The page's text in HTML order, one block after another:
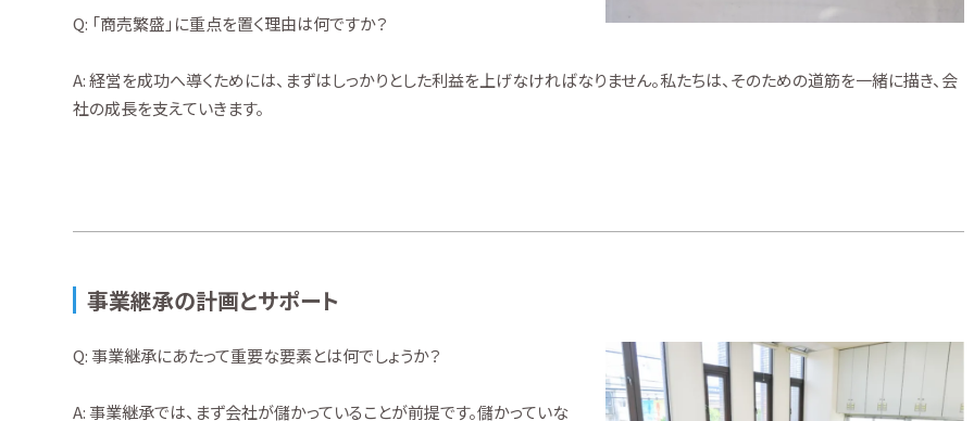
Q: 「商売繁盛」に重点を置く理由は何ですか？
A: 経営を成功へ導くためには、まずはしっかりとした利益を上げなければなりません。私たちは、そのための道筋を一緒に描き、会
社の成長を支えていきます。
事業継承の計画とサポート
Q: 事業継承にあたって重要な要素とは何でしょうか？
A: 事業継承では、まず会社が儲かっていることが前提です。儲かっていな